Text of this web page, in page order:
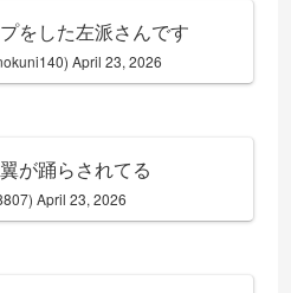
をした左派さんです
April 23, 2026
が踊らされてる
April 23, 2026